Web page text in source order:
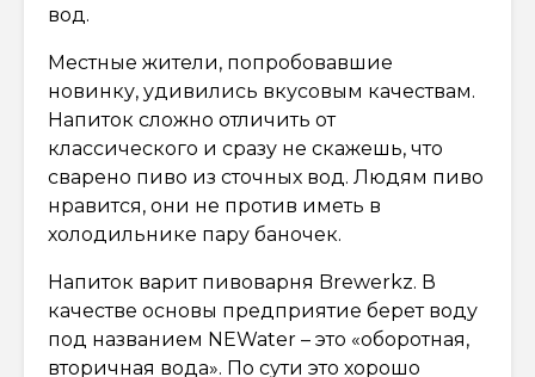
вод.
Местные жители, попробовавшие
новинку, удивились вкусовым качествам.
Напиток сложно отличить от
классического и сразу не скажешь, что
сварено пиво из сточных вод. Людям пиво
нравится, они не против иметь в
холодильнике пару баночек.
Напиток варит пивоварня Brewerkz. В
качестве основы предприятие берет воду
под названием NEWater – это «оборотная,
вторичная вода». По сути это хорошо